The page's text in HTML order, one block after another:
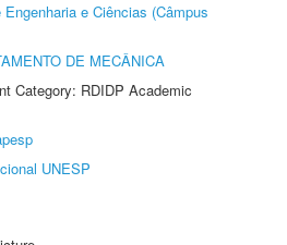
Engenharia e Ciências (Câmpus
DE MECÂNICA
Category: RDIDP Academic
UNESP